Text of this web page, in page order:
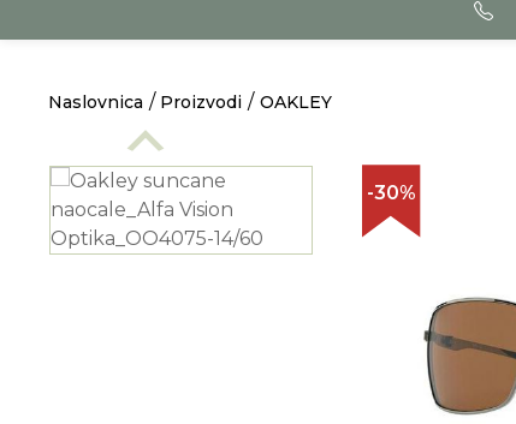
Naslovnica Proizvodi OAKLEY
-30%